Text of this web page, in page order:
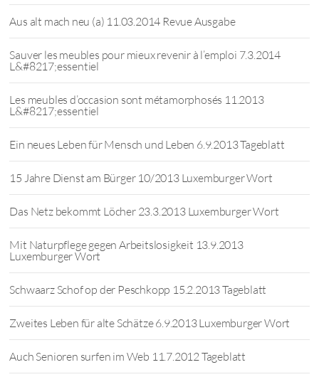
Aus alt mach neu (a) 11.03.2014 Revue Ausgabe
Sauver les meubles pour mieux revenir à l’emploi 7.3.2014
L&#8217;essentiel
Les meubles d’occasion sont métamorphosés 11.2013
L&#8217;essentiel
Ein neues Leben für Mensch und Leben 6.9.2013 Tageblatt
15 Jahre Dienst am Bürger 10/2013 Luxemburger Wort
Das Netz bekommt Löcher 23.3.2013 Luxemburger Wort
Mit Naturpflege gegen Arbeitslosigkeit 13.9.2013
Luxemburger Wort
Schwaarz Schof op der Peschkopp 15.2.2013 Tageblatt
Zweites Leben für alte Schätze 6.9.2013 Luxemburger Wort
Auch Senioren surfen im Web 11.7.2012 Tageblatt